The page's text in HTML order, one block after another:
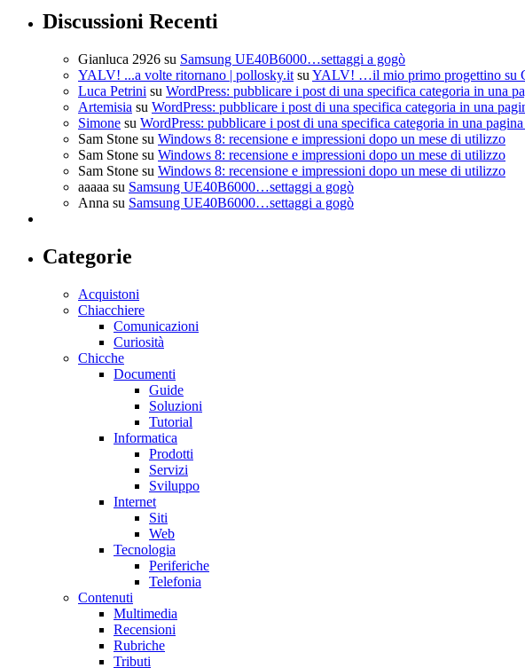
Discussioni Recenti
Gianluca 2926 su Samsung UE40B6000…settaggi a gogò
YALV! ...a volte ritornano | pollosky.it su YALV! …il mio primo progettino su
Luca Petrini su WordPress: pubblicare i post di una specifica categoria in una
Artemisia su WordPress: pubblicare i post di una specifica categoria in una
Simone su WordPress: pubblicare i post di una specifica categoria in una pagina
Sam Stone su Windows 8: recensione e impressioni dopo un mese di utilizzo
Sam Stone su Windows 8: recensione e impressioni dopo un mese di utilizzo
Sam Stone su Windows 8: recensione e impressioni dopo un mese di utilizzo
aaaaa su Samsung UE40B6000…settaggi a gogò
Anna su Samsung UE40B6000…settaggi a gogò
Categorie
Acquistoni
Chiacchiere
Comunicazioni
Curiosità
Chicche
Documenti
Guide
Soluzioni
Tutorial
Informatica
Prodotti
Servizi
Sviluppo
Internet
Siti
Web
Tecnologia
Periferiche
Telefonia
Contenuti
Multimedia
Recensioni
Rubriche
Tributi